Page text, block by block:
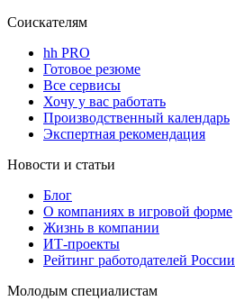
Соискателям
hh PRO
Готовое резюме
Все сервисы
Хочу у вас работать
Производственный календарь
Экспертная рекомендация
Новости и статьи
Блог
О компаниях в игровой форме
Жизнь в компании
ИТ-проекты
Рейтинг работодателей России
Молодым специалистам